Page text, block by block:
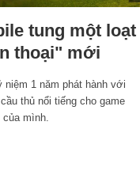
tung một loạt
thoại" mới
niệm 1 năm phát hành với
thủ nổi tiếng cho game
mình.